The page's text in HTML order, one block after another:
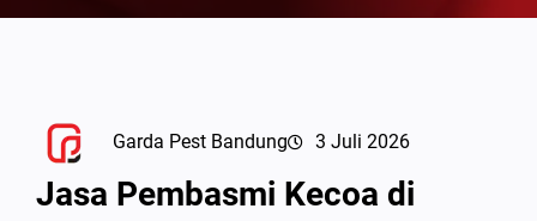
Garda Pest Bandung 3 Juli 2026
Jasa Pembasmi Kecoa di